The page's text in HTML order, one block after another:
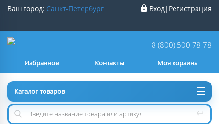
Ваш город: Санкт-Петербург
Нет
Вход| Регистрация
8 (800) 500 78 78
Контакты
Избранное Моя корзина
Каталог товаров